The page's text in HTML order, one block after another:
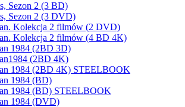
Sezon 2 (3 BD)
Sezon 2 (3 DVD)
Kolekcja 2 filmów (2 DVD)
Kolekcja 2 filmów (4 BD 4K)
1984 (2BD 3D)
(2BD 4K)
1984 (2BD 4K) STEELBOOK
1984 (BD)
1984 (BD) STEELBOOK
1984 (DVD)